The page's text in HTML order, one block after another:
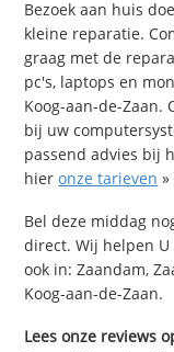
Bezoek aan huis
kleine reparatie.
graag met de
pc's, laptops en
Koog-aan-de-Zaan.
bij uw
passend advies bij
hieronze tarieven »
Bel deze middag
direct. Wij helpen
ook in: Zaandam,
Koog-aan-de-Zaan.
Lees onze reviews